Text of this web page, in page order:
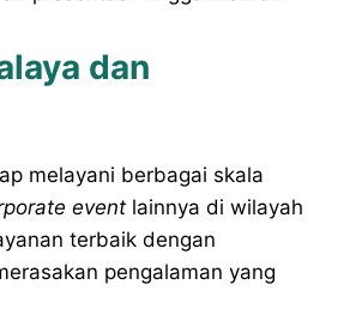
dan
melayani berbagai skala
event lainnya di wilayah
terbaik dengan
pengalaman yang